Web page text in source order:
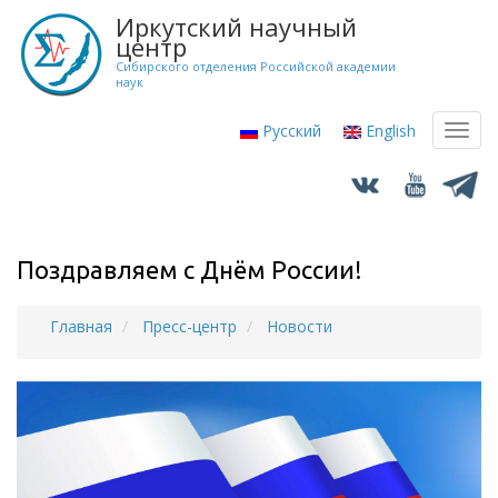
Перейти
основному
содержанию
Иркутский научный
центр
Сибирского отделения Российской академии
наук
Русский English
Поздравляем с Днём России!
Главная Пресс-центр Новости